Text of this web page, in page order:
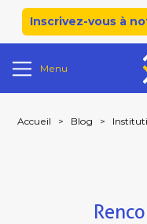
Inscrivez-vous à
Menu
Accueil > Blog >